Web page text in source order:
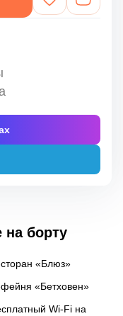
на борту
«Блюз»
«Бетховен»
Wi-Fi на